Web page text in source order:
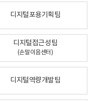
디지털포용기획팀
디지털접근성팀
(손말이음센터)
디지털역량개발팀